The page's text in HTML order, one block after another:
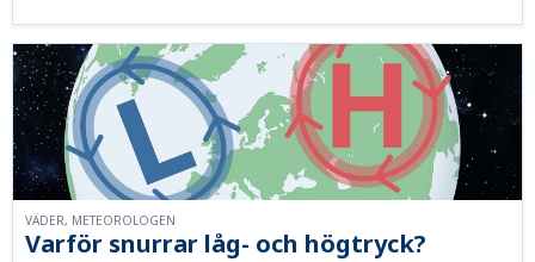
Varför snurrar låg- och högtryck?
VÄDER, METEOROLOGEN